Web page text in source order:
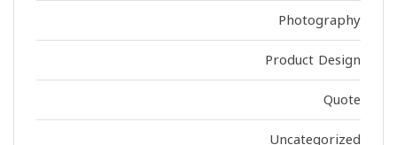
Photography
Product Design
Quote
Uncategorized